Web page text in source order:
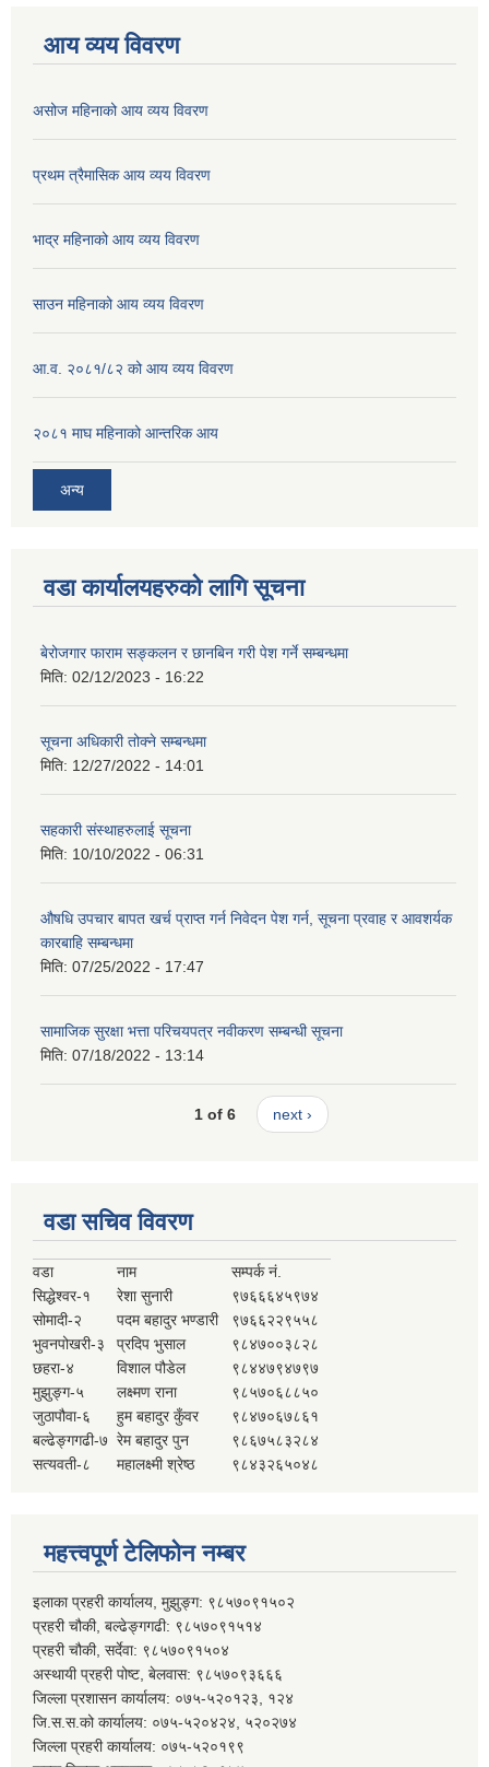
आय व्यय विवरण
असोज महिनाको आय व्यय विवरण
प्रथम त्रैमासिक आय व्यय विवरण
भाद्र महिनाको आय व्यय विवरण
साउन महिनाको आय व्यय विवरण
आ.व. २०८१/८२ को आय व्यय विवरण
२०८१ माघ महिनाको आन्तरिक आय
अन्य
वडा कार्यालयहरुको लागि सूचना
बेरोजगार फाराम सङ्कलन र छानबिन गरी पेश गर्ने सम्बन्धमा
मिति: 02/12/2023 - 16:22
सूचना अधिकारी तोक्ने सम्बन्धमा
मिति: 12/27/2022 - 14:01
सहकारी संस्थाहरुलाई सूचना
मिति: 10/10/2022 - 06:31
औषधि उपचार बापत खर्च प्राप्त गर्न निवेदन पेश गर्न, सूचना प्रवाह र आवशर्यक
कारबाहि सम्बन्धमा
मिति: 07/25/2022 - 17:47
सामाजिक सुरक्षा भत्ता परिचयपत्र नवीकरण सम्बन्धी सूचना
मिति: 07/18/2022 - 13:14
1 of 6 next ›
वडा सचिव विवरण
वडा नाम
सम्पर्क नं.
सिद्धेश्वर-१
रेशा सुनारी
९७६६६४५९७४
सोमादी-२
पदम बहादुर भण्डारी
९७६६२२९५५८
भुवनपोखरी-३
प्रदिप भुसाल
९८४७००३८२८
छहरा-४
विशाल पौडेल
९८४४७९४७९७
मुझुङ्ग-५
लक्ष्मण राना
९८५७०६८८५०
जुठापौवा-६
हुम बहादुर कुँवर
९८४७०६७८६१
बल्ढेङ्गगढी-७ रेम बहादुर पुन
९८६७५८३२८४
सत्यवती-८
महालक्ष्मी श्रेष्ठ ९८४३२६५०४८
महत्त्वपूर्ण टेलिफोन नम्बर
इलाका प्रहरी कार्यालय, मुझुङ्ग: ९८५७०९१५०२
प्रहरी चौकी, बल्ढेङ्गगढी: ९८५७०९१५१४
प्रहरी चौकी, सर्देवा: ९८५७०९१५०४
अस्थायी प्रहरी पोष्ट, बेलवास: ९८५७०९३६६६
जिल्ला प्रशासन कार्यालय: ०७५-५२०१२३, १२४
जि.स.स.को कार्यालय: ०७५-५२०४२४, ५२०२७४
जिल्ला प्रहरी कार्यालय: ०७५-५२०१९९